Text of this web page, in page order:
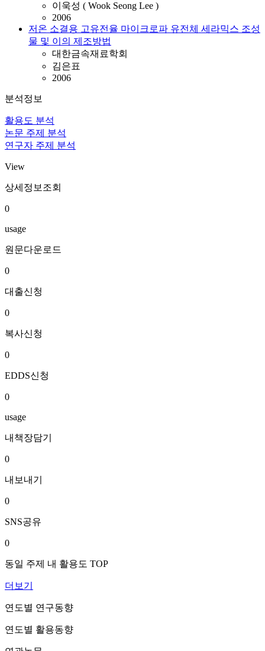
이욱성 ( Wook Seong Lee )
2006
저온 소결용 고유전율 마이크로파 유전체 세라믹스 조성
물 및 이의 제조방법
대한금속재료학회
김은표
2006
분석정보
활용도 분석
논문 주제 분석
연구자 주제 분석
View
상세정보조회
0
usage
원문다운로드
0
대출신청
0
복사신청
0
EDDS신청
0
usage
내책장담기
0
내보내기
0
SNS공유
0
동일 주제 내 활용도 TOP
더보기
연도별 연구동향
연도별 활용동향